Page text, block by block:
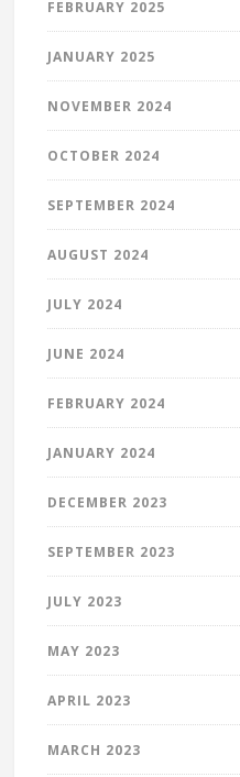
FEBRUARY 2025
JANUARY 2025
NOVEMBER 2024
OCTOBER 2024
SEPTEMBER 2024
AUGUST 2024
JULY 2024
JUNE 2024
FEBRUARY 2024
JANUARY 2024
DECEMBER 2023
SEPTEMBER 2023
JULY 2023
MAY 2023
APRIL 2023
MARCH 2023